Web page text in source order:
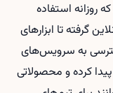
روزانه استفاده
گرفته تا ابزارهای
به سرویس‌های
کرده و محصولاتی